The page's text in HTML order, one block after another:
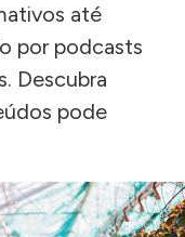
até
por podcasts
Descubra
pode